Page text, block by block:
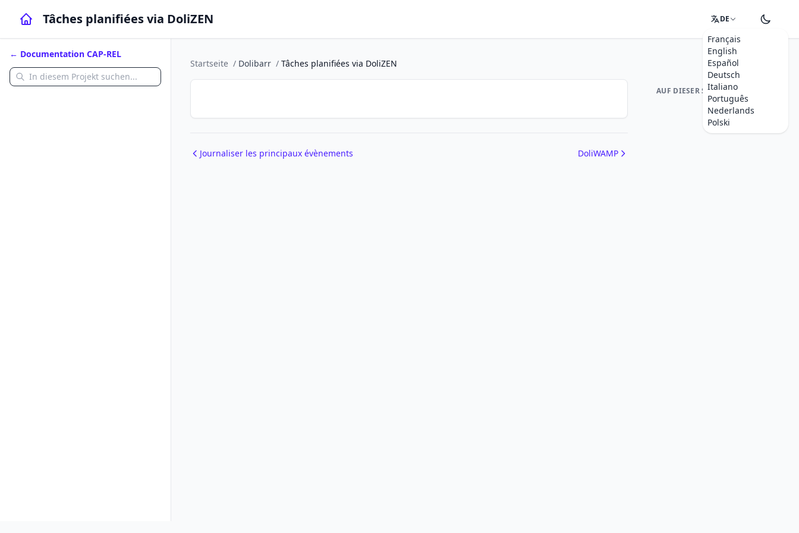
Tâches planifiées via DoliZEN DE
Français
English
Español
Deutsch
Italiano
Português
Nederlands
Polski
← Documentation CAP-REL
Startseite / Dolibarr / Tâches planifiées via DoliZEN
Journaliser les principaux évènements DoliWAMP
AUF DIESER SEITE